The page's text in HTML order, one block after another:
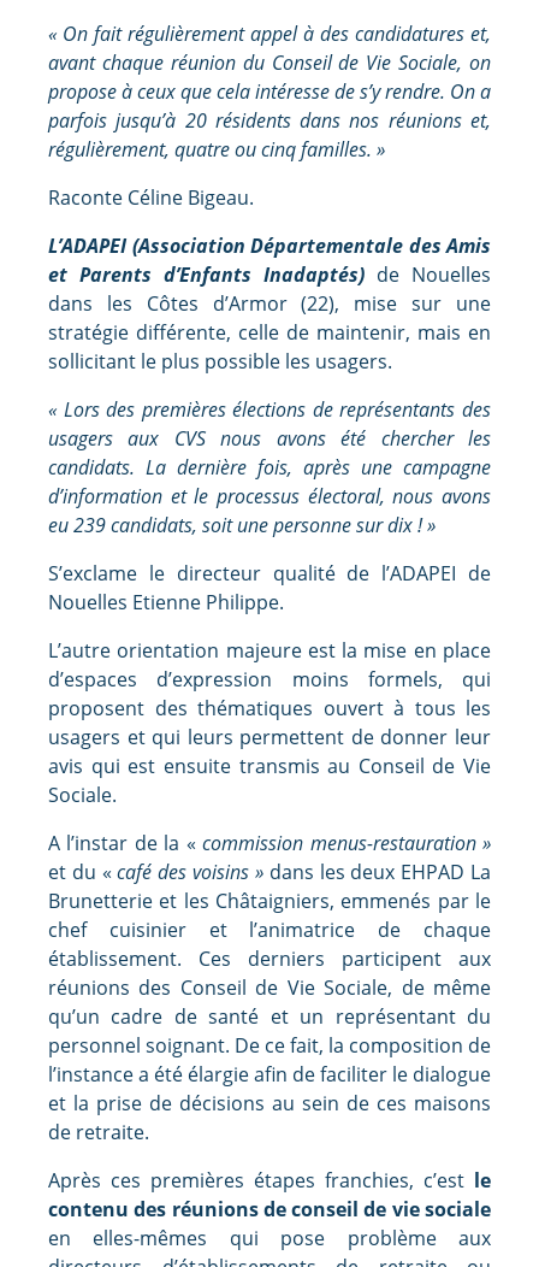
« On fait régulièrement appel à des candidatures et,
avant chaque réunion du Conseil de Vie Sociale, on
propose à ceux que cela intéresse de s’y rendre. On a
parfois jusqu’à 20 résidents dans nos réunions et,
régulièrement, quatre ou cinq familles. »
Raconte Céline Bigeau.
L’ADAPEI (Association Départementale des Amis
et Parents d’Enfants Inadaptés) de Nouelles
dans les Côtes d’Armor (22), mise sur une
stratégie différente, celle de maintenir, mais en
sollicitant le plus possible les usagers.
« Lors des premières élections de représentants des
usagers aux CVS nous avons été chercher les
candidats. La dernière fois, après une campagne
d’information et le processus électoral, nous avons
eu 239 candidats, soit une personne sur dix ! »
S’exclame le directeur qualité de l’ADAPEI de
Nouelles Etienne Philippe.
L’autre orientation majeure est la mise en place
d’espaces d’expression moins formels, qui
proposent des thématiques ouvert à tous les
usagers et qui leurs permettent de donner leur
avis qui est ensuite transmis au Conseil de Vie
Sociale.
A l’instar de la «commission menus-restauration »
et du «café des voisins »dans les deux EHPAD La
Brunetterie et les Châtaigniers, emmenés par le
chef cuisinier et l’animatrice de chaque
établissement. Ces derniers participent aux
réunions des Conseil de Vie Sociale, de même
qu’un cadre de santé et un représentant du
personnel soignant. De ce fait, la composition de
l’instance a été élargie afin de faciliter le dialogue
et la prise de décisions au sein de ces maisons
de retraite.
Après ces premières étapes franchies, c’est le
contenu des réunions de conseil de vie sociale
en elles-mêmes qui pose problème aux